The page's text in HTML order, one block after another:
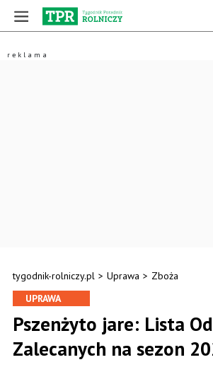
tygodnik-rolniczy.pl > Uprawa > Zboża
UPRAWA
Pszenżyto jare: Lista
Zalecanych na sezon